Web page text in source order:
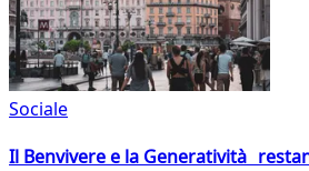
Sociale
Il Benvivere e la Generatività